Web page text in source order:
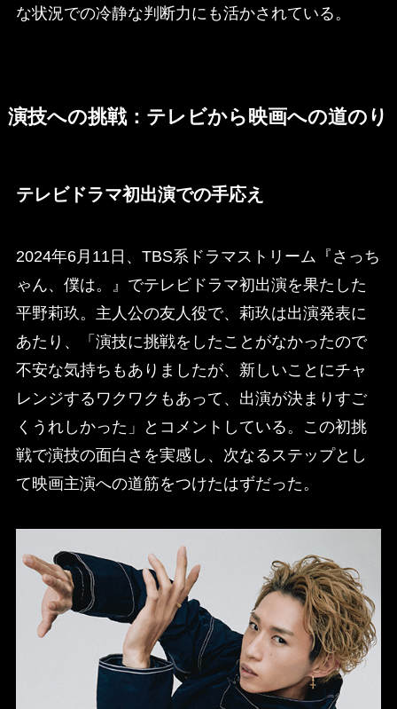
な状況での冷静な判断力にも活かされている。
演技への挑戦：テレビから映画への道のり
テレビドラマ初出演での手応え
2024年6月11日、TBS系ドラマストリーム『さっち
ゃん、僕は。』でテレビドラマ初出演を果たした
平野莉玖。主人公の友人役で、莉玖は出演発表に
あたり、「演技に挑戦をしたことがなかったので
不安な気持ちもありましたが、新しいことにチャ
レンジするワクワクもあって、出演が決まりすご
くうれしかった」とコメントしている。この初挑
戦で演技の面白さを実感し、次なるステップとし
て映画主演への道筋をつけたはずだった。